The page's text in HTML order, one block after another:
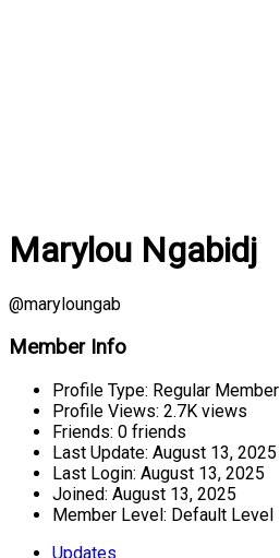
Marylou Ngabidj
@maryloungab
Member Info
Profile Type: Regular Member
Profile Views: 2.7K views
Friends: 0 friends
Last Update: August 13, 2025
Last Login: August 13, 2025
Joined: August 13, 2025
Member Level: Default Level
Updates